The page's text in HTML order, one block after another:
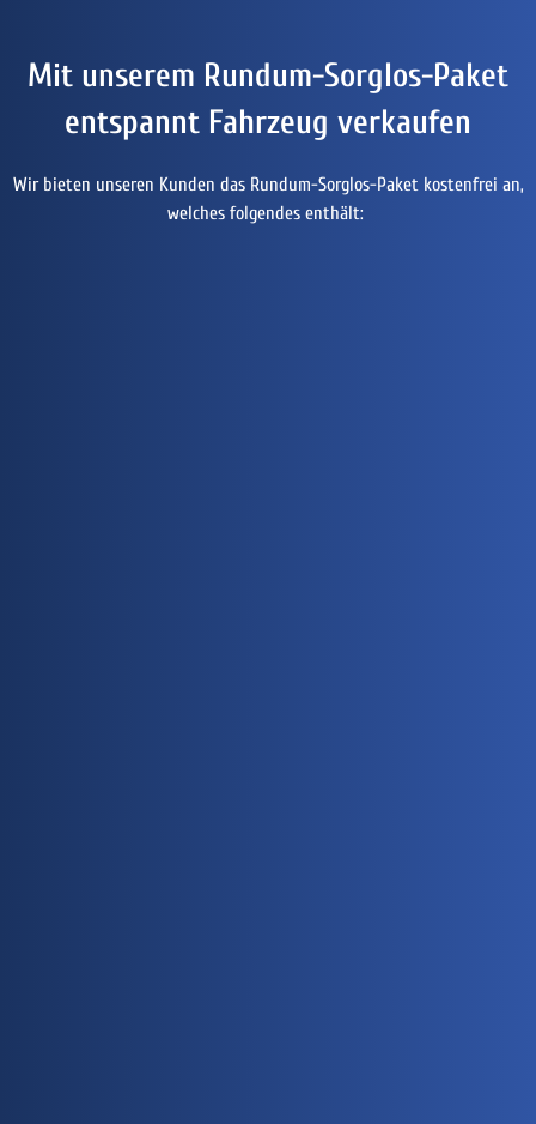
Mit unserem Rundum-Sorglos-Paket
entspannt Fahrzeug verkaufen
Wir bieten unseren Kunden das Rundum-Sorglos-Paket kostenfrei an,
welches folgendes enthält: